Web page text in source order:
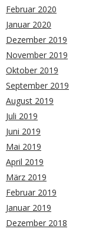
Februar 2020
Januar 2020
Dezember 2019
November 2019
Oktober 2019
September 2019
August 2019
Juli 2019
Juni 2019
Mai 2019
April 2019
März 2019
Februar 2019
Januar 2019
Dezember 2018